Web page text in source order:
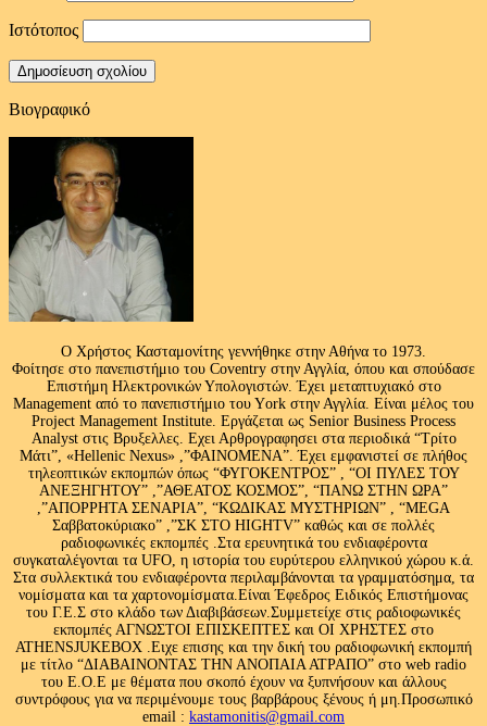
Ιστότοπος
Βιογραφικό
Ο Χρήστος Κασταμονίτης γεννήθηκε στην Αθήνα το 1973.
Φοίτησε στο πανεπιστήμιο του Coventry στην Αγγλία, όπου και σπούδασε
Επιστήμη Ηλεκτρονικών Υπολογιστών. Έχει μεταπτυχιακό στο
Management από το πανεπιστήμιο του Υork στην Αγγλία. Είναι μέλος του
Project Management Institute. Εργάζεται ως Senior Business Process
Analyst στις Βρυξελλες. Εχει Αρθρογραφησει στα περιοδικά “Τρίτο
Μάτι”, «Hellenic Nexus» ,”ΦΑΙΝΟΜΕΝΑ”. Έχει εμφανιστεί σε πλήθος
τηλεοπτικών εκπομπών όπως “ΦΥΓΟΚΕΝΤΡΟΣ” , “ΟΙ ΠΥΛΕΣ ΤΟΥ
ΑΝΕΞΗΓΗΤΟΥ” ,”ΑΘΕΑΤΟΣ ΚΟΣΜΟΣ”, “ΠΑΝΩ ΣΤΗΝ ΩΡΑ”
,”ΑΠΟΡΡΗΤΑ ΣΕΝΑΡΙΑ”, “ΚΩΔΙΚΑΣ ΜΥΣΤΗΡΙΩΝ” , “MEGA
Σαββατοκύριακο” ,”ΣΚ ΣΤΟ HIGHTV” καθώς και σε πολλές
ραδιοφωνικές εκπομπές .Στα ερευνητικά του ενδιαφέροντα
συγκαταλέγονται τα UFO, η ιστορία του ευρύτερου ελληνικού χώρου κ.ά.
Στα συλλεκτικά του ενδιαφέροντα περιλαμβάνονται τα γραμματόσημα, τα
νομίσματα και τα χαρτονομίσματα.Είναι Έφεδρος Ειδικός Επιστήμονας
του Γ.Ε.Σ στο κλάδο των Διαβιβάσεων.Συμμετείχε στις ραδιοφωνικές
εκπομπές ΑΓΝΩΣΤΟΙ ΕΠΙΣΚΕΠΤΕΣ και ΟΙ ΧΡΗΣΤΕΣ στο
ATHENSJUKEBOX .Ειχε επισης και την δική του ραδιοφωνική εκπομπή
με τίτλο “ΔΙΑΒΑΙΝΟΝΤΑΣ ΤΗΝ ΑΝΟΠΑΙΑ ΑΤΡΑΠΟ” στο web radio
του Ε.Ο.Ε με θέματα που σκοπό έχουν να ξυπνήσουν και άλλους
συντρόφους για να περιμένουμε τους βαρβάρους ξένους ή μη.Προσωπικό
email : kastamonitis@gmail.com